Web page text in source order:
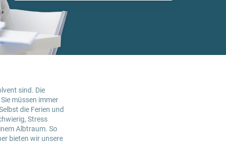
sind. Die
müssen immer
die Ferien und
Stress
Albtraum. So
bieten wir unsere